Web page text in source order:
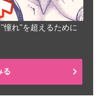
憧れ"を超えるために
る